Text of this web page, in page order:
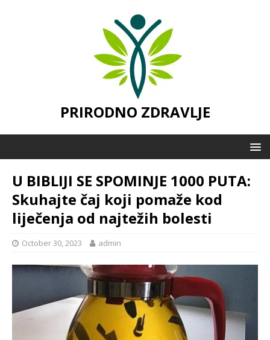
PRIRODNO ZDRAVLJE
U BIBLIJI SE SPOMINJE 1000 PUTA:
Skuhajte čaj koji pomaže kod
liječenja od najtežih bolesti
October 30, 2023 admin